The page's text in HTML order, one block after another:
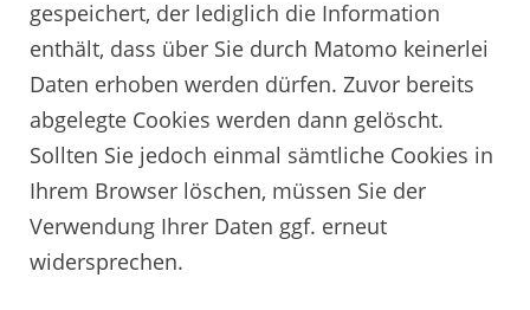
gespeichert, der lediglich die Information
enthält, dass über Sie durch Matomo keinerlei
Daten erhoben werden dürfen. Zuvor bereits
abgelegte Cookies werden dann gelöscht.
Sollten Sie jedoch einmal sämtliche Cookies in
Ihrem Browser löschen, müssen Sie der
Verwendung Ihrer Daten ggf. erneut
widersprechen.